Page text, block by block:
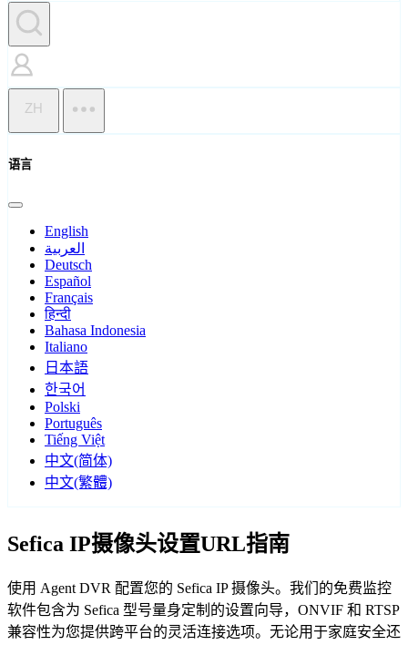
ZH
语言
English
العربية
Deutsch
Español
Français
हिन्दी
Bahasa Indonesia
Italiano
日本語
한국어
Polski
Português
Tiếng Việt
中文(简体)
中文(繁體)
Sefica IP摄像头设置URL指南
使用 Agent DVR 配置您的 Sefica IP 摄像头。我们的免费监控
软件包含为 Sefica 型号量身定制的设置向导，ONVIF 和 RTSP
兼容性为您提供跨平台的灵活连接选项。无论用于家庭安全还